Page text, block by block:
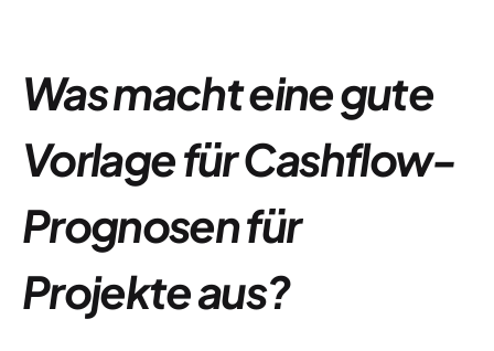
Was macht eine gute
Vorlage für Cashflow-
Prognosen für
Projekte aus?